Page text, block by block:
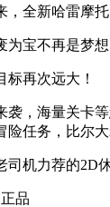
，全新哈雷摩
宝不再是梦想
标再次远大！
袭，海量关卡
险任务，比尔
司机力荐的2D
品